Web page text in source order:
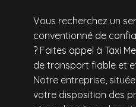
Vous recherchez un
conventionné de
? Faites appel à Taxi
de transport fiable et
Notre entreprise,
votre disposition des